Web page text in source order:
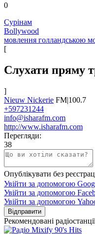
0
Сурінам
Bollywood
мовлення голландською
[
Слухати пряму
]
Nieuw Nickerie FM|100.7
+597231244
info@isharafm.com
http://www.isharafm.com
Перегляди:
38
Опублікувати без
Увійти за допомогою
Увійти за допомогою
Увійти за допомогою
Відправити
Рекомендовані